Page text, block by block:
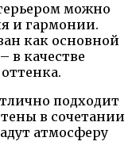
можно
и гармонии.
как основной
в качестве
подходит
в сочетании
атмосферу